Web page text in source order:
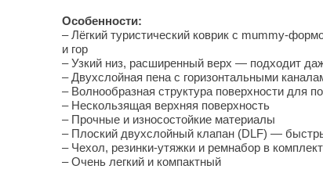
Особенности:
– Лёгкий туристический коврик с mummy-
и гор
– Узкий низ, расширенный верх — подходит
– Двухслойная пена с горизонтальными
– Волнообразная структура поверхности для
– Нескользящая верхняя поверхность
– Прочные и износостойкие материалы
– Плоский двухслойный клапан (DLF) —
– Чехол, резинки-утяжки и ремнабор в
– Очень легкий и компактный